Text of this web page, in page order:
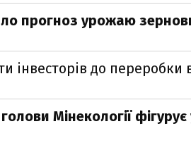
прогноз урожаю
інвесторів до переробки
Мінекології